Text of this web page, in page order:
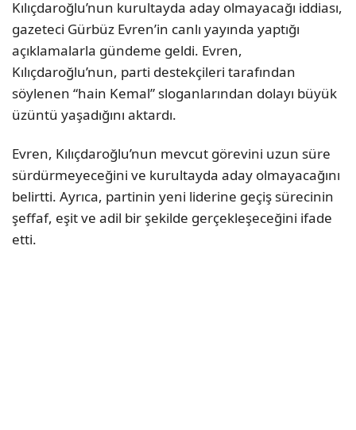
Kılıçdaroğlu’nun kurultayda aday olmayacağı iddiası,
gazeteci Gürbüz Evren’in canlı yayında yaptığı
açıklamalarla gündeme geldi. Evren,
Kılıçdaroğlu’nun, parti destekçileri tarafından
söylenen “hain Kemal” sloganlarından dolayı büyük
üzüntü yaşadığını aktardı.
Evren, Kılıçdaroğlu’nun mevcut görevini uzun süre
sürdürmeyeceğini ve kurultayda aday olmayacağını
belirtti. Ayrıca, partinin yeni liderine geçiş sürecinin
şeffaf, eşit ve adil bir şekilde gerçekleşeceğini ifade
etti.